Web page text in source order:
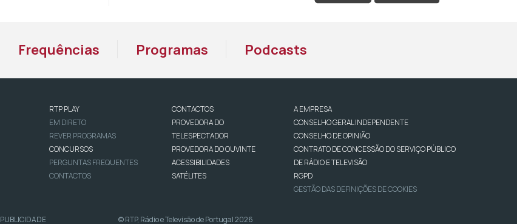
Frequências Programas Podcasts
RTP PLAY
EM DIRETO
REVER PROGRAMAS
CONCURSOS
PERGUNTAS FREQUENTES
CONTACTOS
CONTACTOS
PROVEDORA DO
TELESPECTADOR
PROVEDORA DO OUVINTE
ACESSIBILIDADES
SATÉLITES
A EMPRESA
CONSELHO GERAL INDEPENDENTE
CONSELHO DE OPINIÃO
CONTRATO DE CONCESSÃO DO SERVIÇO PÚBLICO
DE RÁDIO E TELEVISÃO
RGPD
GESTÃO DAS DEFINIÇÕES DE COOKIES
PUBLICIDADE © RTP, Rádio e Televisão de Portugal 2026